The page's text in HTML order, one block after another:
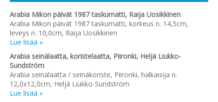
Arabia Mikon päivät 1987 taskumatti, Raija Uosikkinen
Arabia Mikon päivät 1987 taskumatti, korkeus n. 14,5cm,
leveys n. 10,0cm, Raija Uosikkinen
Lue lisää »
Arabia seinälaatta, koristelaatta, Piironki, Heljä Liukko-
Sundström
Arabia seinälaatta / seinäkoriste, Piironki, halkaisija n.
12,0x12,0cm, Heljä Liukko-Sundström
Lue lisää »